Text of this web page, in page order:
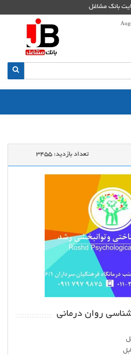
بانک مشاغل
تعداد بازدید: 3455
روان درمانی